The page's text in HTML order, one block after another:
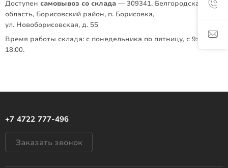
Доступенсамовывоз со склада — 309341, Белгородская
область, Борисовский район, п. Борисовка,
ул. Новоборисовская, д. 55
Время работы склада: с понедельника по пятницу, с 9:00 до
18:00.
+7 4722 777-496
Заказать звонок